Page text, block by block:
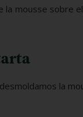
la mousse sobre
la